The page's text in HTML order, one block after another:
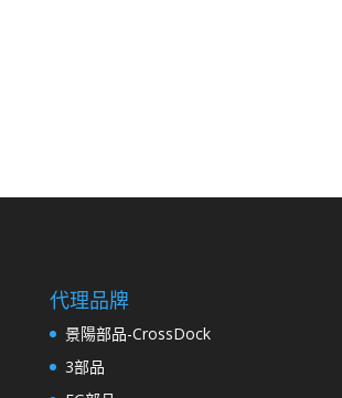
代理品牌
景陽部品-CrossDock
3部品